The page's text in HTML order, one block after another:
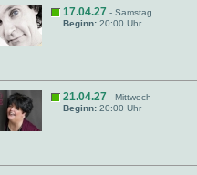
17.04.27 - Samstag
Beginn: 20:00 Uhr
21.04.27 - Mittwoch
Beginn: 20:00 Uhr